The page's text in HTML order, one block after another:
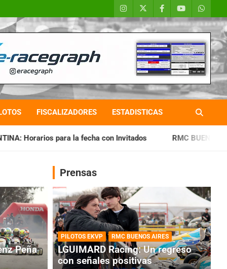
FISCALIZADORES ESTADISTICAS
fecha con Invitados RMC BUENOS AIRES: Cerró una
Peña
Prensas
PILOTOS EKVP RMC BUENOS AIRES
LGUIMARD Racing: Un regreso
con señales positivas